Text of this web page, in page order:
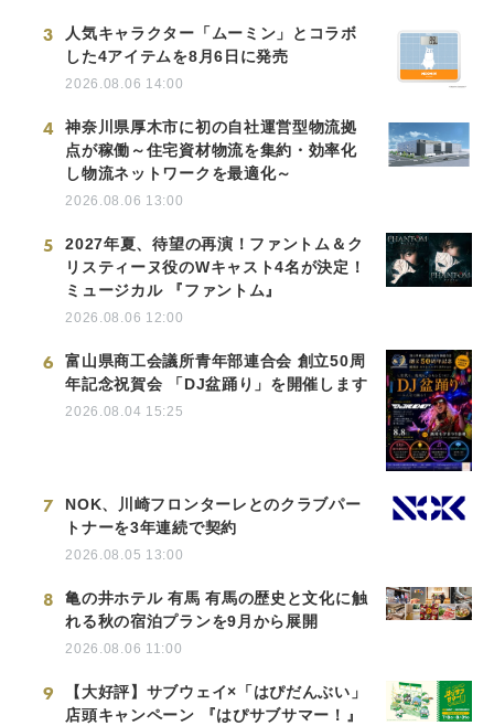
3
人気キャラクター「ムーミン」とコラボ
した4アイテムを8月6日に発売
2026.08.06 14:00
4
神奈川県厚木市に初の自社運営型物流拠
点が稼働～住宅資材物流を集約・効率化
し物流ネットワークを最適化～
2026.08.06 13:00
5
2027年夏、待望の再演！ファントム＆ク
リスティーヌ役のWキャスト4名が決定！
ミュージカル 『ファントム』
2026.08.06 12:00
6
富山県商工会議所青年部連合会 創立50周
年記念祝賀会 「DJ盆踊り」を開催します
2026.08.04 15:25
7
NOK、川崎フロンターレとのクラブパー
トナーを3年連続で契約
2026.08.05 13:00
8
亀の井ホテル 有馬 有馬の歴史と文化に触
れる秋の宿泊プランを9月から展開
2026.08.06 11:00
9
【大好評】サブウェイ×「はぴだんぶい」
店頭キャンペーン 『はぴサブサマー！』